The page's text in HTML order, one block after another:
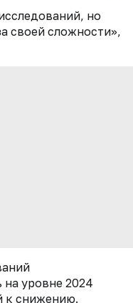
но
своей сложности»,
на уровне 2024
к снижению.